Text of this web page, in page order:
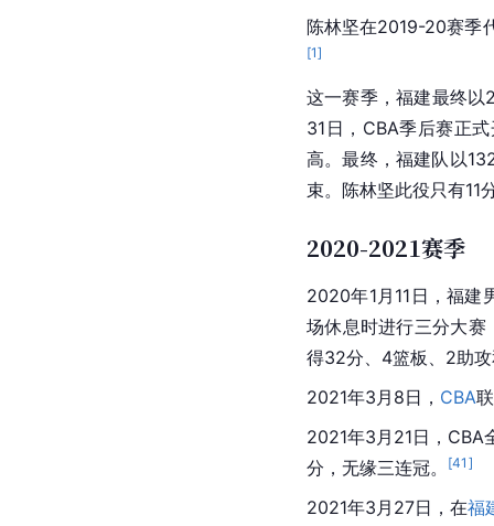
陈林坚在2019-20赛季
[1]
这一赛季，福建最终
31日，CBA季后赛正
高。最终，福建队以
束。陈林坚此役只有11
2020-2021赛季
2020年1月11日，福建
场休息时进行三分大赛
得32分、4篮板、2助
2021年3月8日， CBA
2021年3月21日， CBA
分 ，无缘三连冠。 [41 ]
2021年3月27日，在福